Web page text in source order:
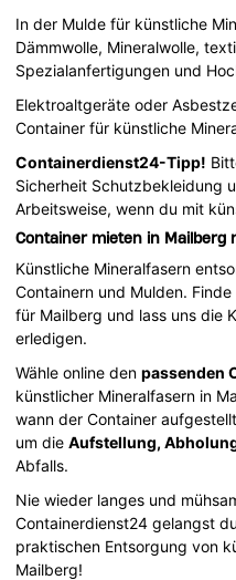
In der Mulde für künstliche
Dämmwolle, Mineralwolle,
Spezialanfertigungen und
Elektroaltgeräte oder
Container für künstliche
Containerdienst24-Tipp!
Sicherheit Schutzbekleidung
Arbeitsweise, wenn du mit
Container mieten in Mailberg
Künstliche Mineralfasern
Containern und Mulden.
für Mailberg und lass uns die
erledigen.
Wähle online denpassenden
künstlicher Mineralfasern in
wann der Container
um dieAufstellung,
Abfalls.
Nie wieder langes und
Containerdienst24 gelangst
praktischen Entsorgung von
Mailberg!